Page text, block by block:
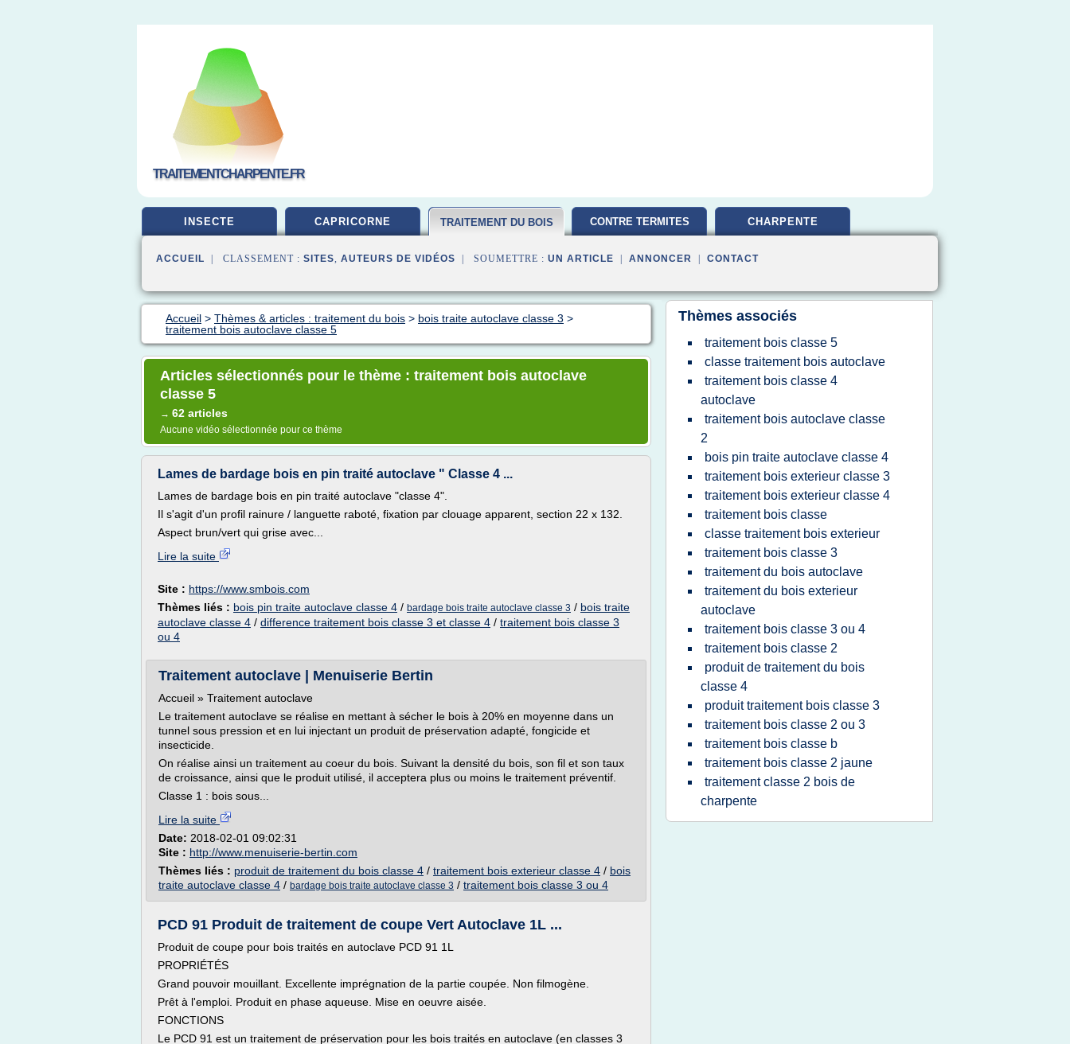
TRAITEMENTCHARPENTE.FR
INSECTE CAPRICORNE TRAITEMENT DU BOIS CONTRE TERMITES CHARPENTE
ACCUEIL | CLASSEMENT : SITES, AUTEURS DE VIDÉOS | SOUMETTRE : UN ARTICLE ANNONCER CONTACT
Accueil > Thèmes & articles : traitement du bois > bois traite autoclave classe 3 >
traitement bois autoclave classe 5
Articles sélectionnés pour le thème : traitement bois autoclave
classe 5
→ 62 articles
Aucune vidéo sélectionnée pour ce thème
Lames de bardage bois en pin traité autoclave " Classe 4 ...
Lames de bardage bois en pin traité autoclave "classe 4".
Il s'agit d'un profil rainure / languette raboté, fixation par clouage apparent, section 22 x 132.
Aspect brun/vert qui grise avec...
Lire la suite
Site : https://www.smbois.com
Thèmes liés : bois pin traite autoclave classe 4 / bardage bois traite autoclave classe 3 / bois traite
autoclave classe 4 / difference traitement bois classe 3 et classe 4 / traitement bois classe 3
ou 4
Traitement autoclave | Menuiserie Bertin
Accueil » Traitement autoclave
Le traitement autoclave se réalise en mettant à sécher le bois à 20% en moyenne dans un
tunnel sous pression et en lui injectant un produit de préservation adapté, fongicide et
insecticide.
On réalise ainsi un traitement au coeur du bois. Suivant la densité du bois, son fil et son taux
de croissance, ainsi que le produit utilisé, il acceptera plus ou moins le traitement préventif.
Classe 1 : bois sous...
Lire la suite
Date: 2018-02-01 09:02:31
Site : http://www.menuiserie-bertin.com
Thèmes liés : produit de traitement du bois classe 4 / traitement bois exterieur classe 4 / bois
traite autoclave classe 4 / bardage bois traite autoclave classe 3 / traitement bois classe 3 ou 4
PCD 91 Produit de traitement de coupe Vert Autoclave 1L ...
Produit de coupe pour bois traités en autoclave PCD 91 1L
PROPRIÉTÉS
Grand pouvoir mouillant. Excellente imprégnation de la partie coupée. Non filmogène.
Prêt à l'emploi. Produit en phase aqueuse. Mise en oeuvre aisée.
FONCTIONS
Le PCD 91 est un traitement de préservation pour les bois traités en autoclave (en classes 3
Thèmes associés
traitement bois classe 5
classe traitement bois autoclave
traitement bois classe 4
autoclave
traitement bois autoclave classe
2
bois pin traite autoclave classe 4
traitement bois exterieur classe 3
traitement bois exterieur classe 4
traitement bois classe
classe traitement bois exterieur
traitement bois classe 3
traitement du bois autoclave
traitement du bois exterieur
autoclave
traitement bois classe 3 ou 4
traitement bois classe 2
produit de traitement du bois
classe 4
produit traitement bois classe 3
traitement bois classe 2 ou 3
traitement bois classe b
traitement bois classe 2 jaune
traitement classe 2 bois de
charpente